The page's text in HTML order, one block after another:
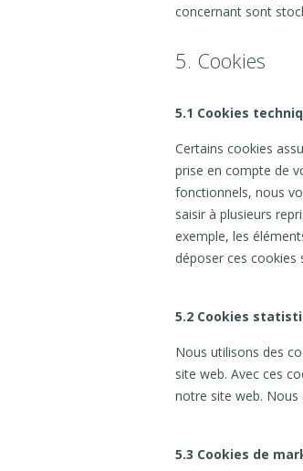
concernant sont
5. Cookies
5.1 Cookies
Certains cookies
prise en compte de
fonctionnels, nous
saisir à plusieurs
exemple, les
déposer ces
5.2 Cookies
Nous utilisons des
site web. Avec ces
notre site web. Nous
5.3 Cookies de